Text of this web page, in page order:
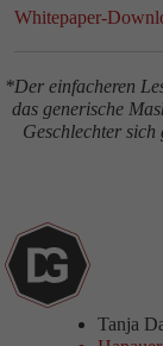
Whitepaper-
*Der einfacheren
das generische
Geschlechter
Tanja